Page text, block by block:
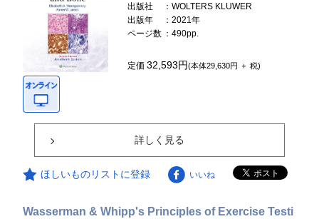
出版社
：WOLTERS KLUWER
出版年
：2021年
ページ数 ：490pp.
定価32,593円(本体29,630円 ＋ 税)
詳しく見る
ほしいものリストに登録 いいね
Wasserman & Whipp's Principles of Exercise Testi